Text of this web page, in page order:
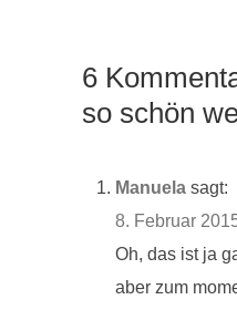
6
so schön
Manuela sagt:
8. Februar
Oh, das ist ja
aber zum